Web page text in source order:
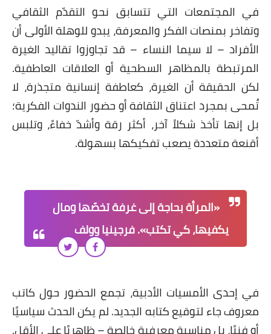
اقتباسات روائية
أعداد جريدة سبا
في المجتمعات التي تتسابق نحو التقدّم الثقافي
وتفاخر بمنصات الفكر والمعرفة، يبدو للوهلة الأولى أن
الأفراد – لا سيما النساء – قد تجاوزوا تقاليد الغيرة
المرتبطة بالمظاهر السطحية أو العلاقات العاطفية.
لكن الحقيقة أن الغيرة، كعاطفة إنسانية متجذرة، لا
تُمحى بمجرد اعتناق الثقافة أو حضور الندوات الفكرية؛
بل إنها تأخذ شكلاً آخر، أكثر رقة وأشدّ خفاءً، وتلبس
أقنعة متعددة يصعب تفكيكها بسهولة.
«المرأة بحاجة إلى غرفة تخصّها ومال
يكفيها، كي تكتب». فرجينيا وولف
في إحدى الأمسيات الأدبية، تجمع الحضور حول كاتب
معروف جاء لتوقيع كتابه الجديد. لم يكن الحدث سياسيًا